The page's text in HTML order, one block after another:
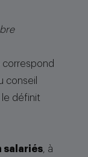
correspond
conseil
le définit
salariés , à